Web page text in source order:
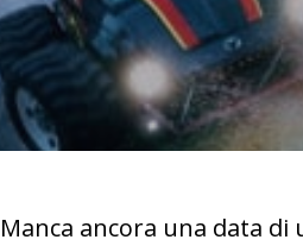
Manca ancora una data di